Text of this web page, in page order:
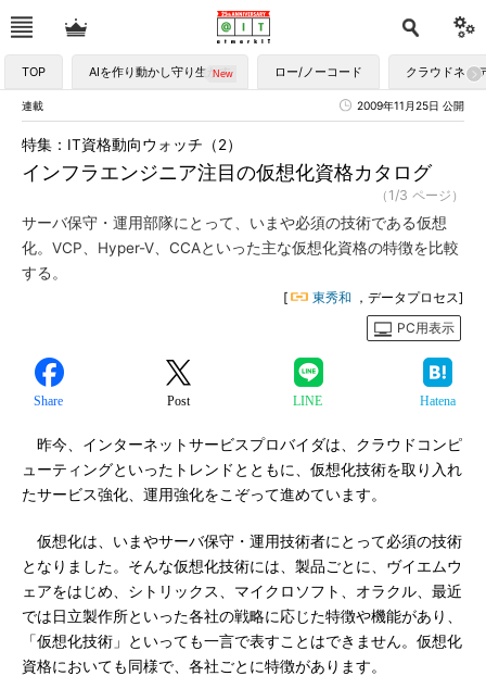
TOP AIを作り動かし守り生かす ロー/ノーコード クラウドネイ
連載 2009年11月25日 公開
インフラエンジニア注目の仮想化資格カタログ
特集：IT資格動向ウォッチ（2）
（1/3 ページ）
サーバ保守・運用部隊にとって、いまや必須の技術である仮想
化。VCP、Hyper-V、CCAといった主な仮想化資格の特徴を比較
する。
[ 東秀和 ，データプロセス]
PC用表示
Share Post LINE Hatena
昨今、インターネットサービスプロバイダは、クラウドコンピ
ューティングといったトレンドとともに、仮想化技術を取り入れ
たサービス強化、運用強化をこぞって進めています。
仮想化は、いまやサーバ保守・運用技術者にとって必須の技術
となりました。そんな仮想化技術には、製品ごとに、ヴイエムウ
ェアをはじめ、シトリックス、マイクロソフト、オラクル、最近
では日立製作所といった各社の戦略に応じた特徴や機能があり、
「仮想化技術」といっても一言で表すことはできません。仮想化
資格においても同様で、各社ごとに特徴があります。